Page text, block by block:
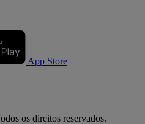
App Store
os direitos reservados.